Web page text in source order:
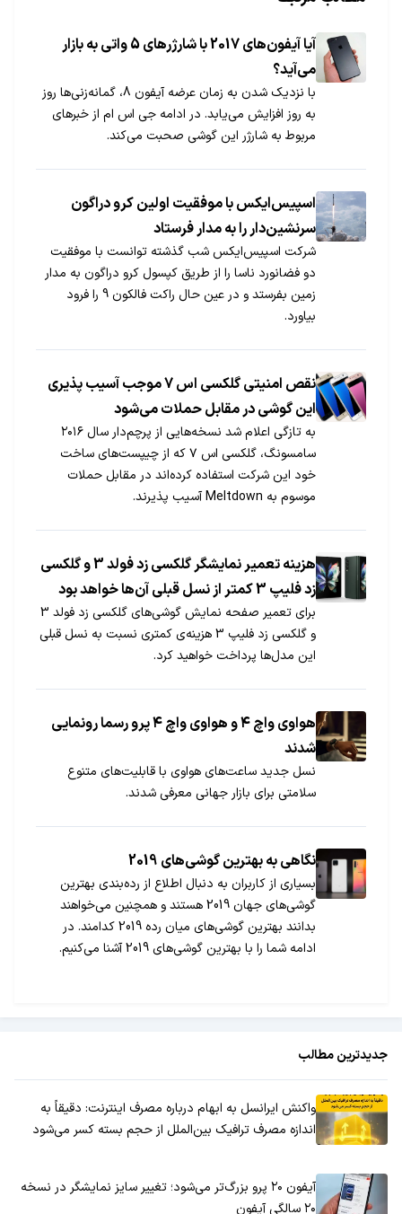
آیا آیفون‌های 2017 با شارژرهای 5 واتی به بازار
می‌آید؟
با نزدیک شدن به زمان عرضه آیفون 8، گمانه‎زنی‌ها روز
به روز افزایش می‌یابد. در ادامه جی اس ام از خبرهای
مربوط به شارژر این گوشی صحبت می‌کند.
اسپیس‌ایکس با موفقیت اولین کرو دراگون
سرنشین‌دار را به مدار فرستاد
شرکت اسپیس‌ایکس شب گذشته توانست با موفقیت
دو فضانورد ناسا را از طریق کپسول کرو دراگون به مدار
زمین بفرستد و در عین حال راکت فالکون 9 را فرود
بیاورد.
نقص امنیتی گلکسی اس 7 موجب آسیب پذیری
این گوشی در مقابل حملات می‌شود
به تازگی اعلام شد نسخه‌هایی از پرچم‌دار سال ۲۰۱۶
سامسونگ، گلکسی اس ۷ که از چیپست‌های ساخت
خود این شرکت استفاده کرده‌اند در مقابل حملات
موسوم به Meltdown آسیب پذیرند.
هزینه تعمیر نمایشگر گلکسی زد فولد 3 و گلکسی
زد فلیپ 3 کمتر از نسل قبلی آن‌ها خواهد بود
برای تعمیر صفحه نمایش گوشی‌های گلکسی زد فولد 3
و گلکسی زد فلیپ 3 هزینه‌ی کمتری نسبت به نسل قبلی
این مدل‌ها پرداخت خواهید کرد.
هواوی واچ ۴ و هواوی واچ ۴ پرو رسما رونمایی
شدند
نسل جدید ساعت‌های هواوی با قابلیت‌های متنوع
سلامتی برای بازار جهانی معرفی شدند.
نگاهی به بهترین گوشی‌های 2019
بسیاری از کاربران به دنبال اطلاع از رده‌بندی بهترین
گوشی‌های جهان 2019 هستند و همچنین می‌خواهند
بدانند بهترین گوشی‌های میان رده 2019 کدامند. در
ادامه شما را با بهترین گوشی‌های 2019 آشنا می‌کنیم.
جدیدترین مطالب
واکنش ایرانسل به ابهام درباره مصرف اینترنت: دقیقاً به
اندازه مصرف ترافیک بین‌الملل از حجم بسته کسر می‌شود
آیفون ۲۰ پرو بزرگ‌تر می‌شود؛ تغییر سایز نمایشگر در نسخه
۲۰ سالگی آیفون